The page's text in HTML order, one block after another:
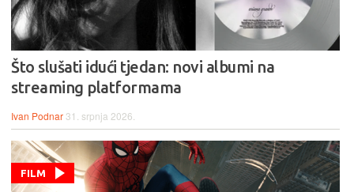
Što slušati idući tjedan: novi albumi na
streaming platformama
Ivan Podnar 31. srpnja 2026.
FILM